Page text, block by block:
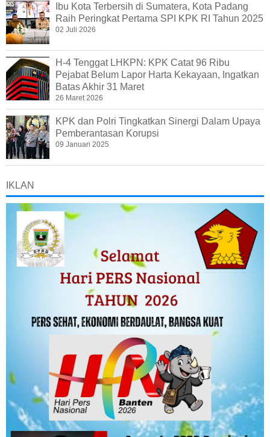
Ibu Kota Terbersih di Sumatera, Kota Padang
Raih Peringkat Pertama SPI KPK RI Tahun 2025
02 Juli 2026
H-4 Tenggat LHKPN: KPK Catat 96 Ribu
Pejabat Belum Lapor Harta Kekayaan, Ingatkan
Batas Akhir 31 Maret
26 Maret 2026
KPK dan Polri Tingkatkan Sinergi Dalam Upaya
Pemberantasan Korupsi
09 Januari 2025
IKLAN